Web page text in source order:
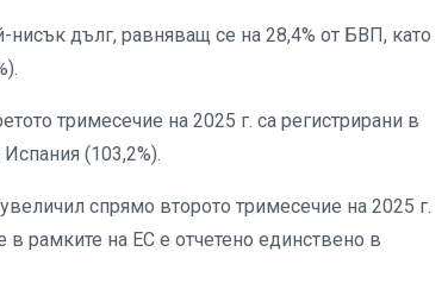
дълг, равняващ се на 28,4% от БВП, като
тримесечие на 2025 г. са регистрирани в
(103,2%).
спрямо второто тримесечие на 2025 г.
в рамките на ЕС е отчетено единствено в